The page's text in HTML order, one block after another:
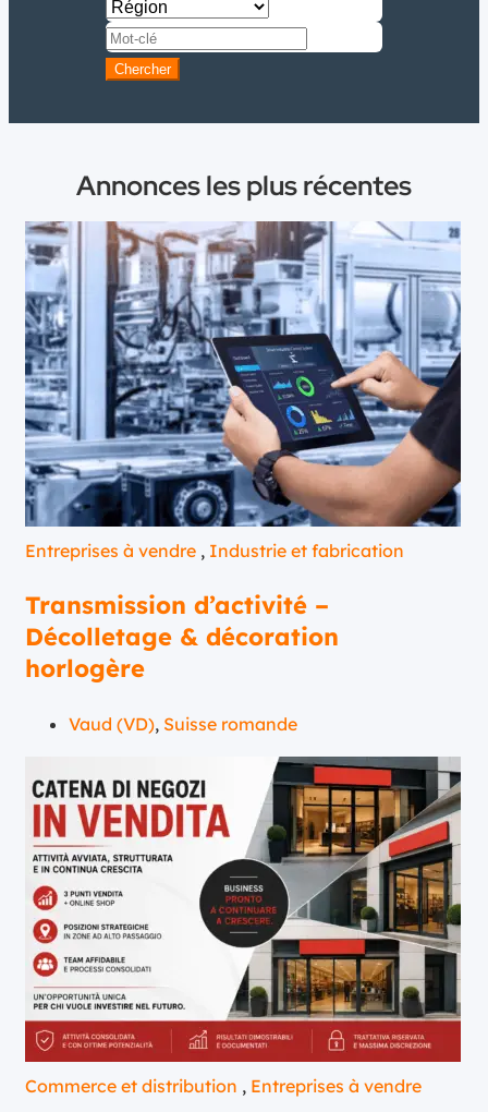
Chercher
Annonces les plus récentes
Entreprises à vendre , Industrie et fabrication
Transmission d’activité –
Décolletage & décoration
horlogère
Vaud (VD), Suisse romande
Commerce et distribution , Entreprises à vendre